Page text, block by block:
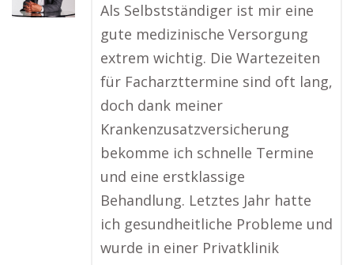
Als Selbstständiger ist mir eine
gute medizinische Versorgung
extrem wichtig. Die Wartezeiten
für Facharzttermine sind oft lang,
doch dank meiner
Krankenzusatzversicherung
bekomme ich schnelle Termine
und eine erstklassige
Behandlung. Letztes Jahr hatte
ich gesundheitliche Probleme und
wurde in einer Privatklinik